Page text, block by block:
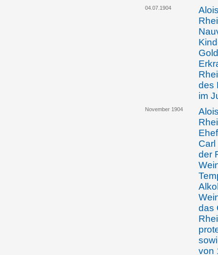
04.07.1904
des
im
November 1904
der
das
von